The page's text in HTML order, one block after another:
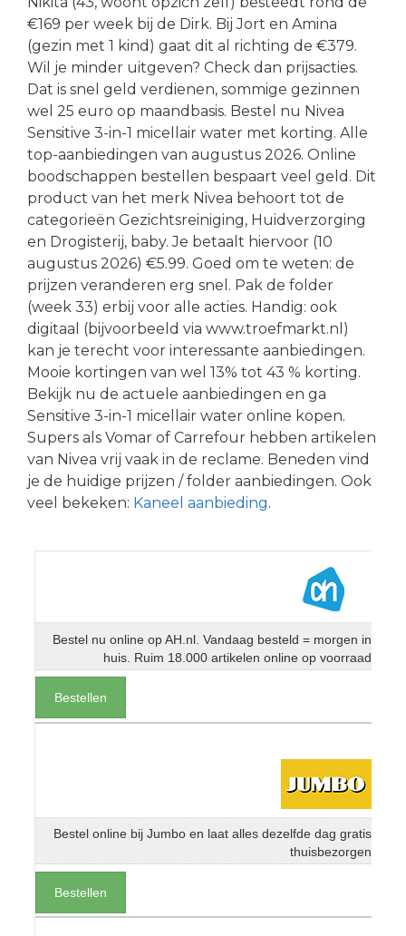
€169 per week bij de Dirk. Bij Jort en Amina
(gezin met 1 kind) gaat dit al richting de €379.
Wil je minder uitgeven? Check dan prijsacties.
Dat is snel geld verdienen, sommige gezinnen
wel 25 euro op maandbasis. Bestel nu Nivea
Sensitive 3-in-1 micellair water met korting. Alle
top-aanbiedingen van augustus 2026. Online
boodschappen bestellen bespaart veel geld. Dit
product van het merk Nivea behoort tot de
categorieën Gezichtsreiniging, Huidverzorging
en Drogisterij, baby. Je betaalt hiervoor (10
augustus 2026) €5.99. Goed om te weten: de
prijzen veranderen erg snel. Pak de folder
(week 33) erbij voor alle acties. Handig: ook
digitaal (bijvoorbeeld via www.troefmarkt.nl)
kan je terecht voor interessante aanbiedingen.
Mooie kortingen van wel 13% tot 43 % korting.
Bekijk nu de actuele aanbiedingen en ga
Sensitive 3-in-1 micellair water online kopen.
Supers als Vomar of Carrefour hebben artikelen
van Nivea vrij vaak in de reclame. Beneden vind
je de huidige prijzen / folder aanbiedingen. Ook
veel bekeken: Kaneel aanbieding.
Bestel nu online op AH.nl. Vandaag besteld = morgen in
huis. Ruim 18.000 artikelen online op voorraad
Bestellen
Bestel online bij Jumbo en laat alles dezelfde dag gratis
thuisbezorgen
Bestellen